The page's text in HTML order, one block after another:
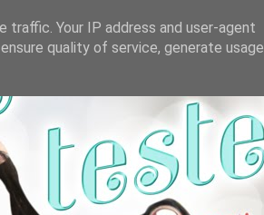
Your IP address and user-agent
quality of service, generate usage